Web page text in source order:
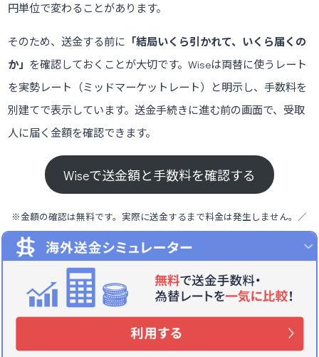
円単位で変わることがあります。
そのため、送金する前に 「結局いくら引かれて、いくら届くの
か」 を確認しておくことが大切です。Wiseは両替に使うレート
を実勢レート（ミッドマーケットレート）と明示し、手数料を
別建てで表示しています。送金手続きに進む前の画面で、受取
人に届く金額を確認できます。
Wiseで送金額と手数料を確認する
※金額の確認は無料です。実際に送金するまで料金は発生しません。／
本記事にはアフィリエイトリンクを含みます。
kyodai remittance
資金移動事業者